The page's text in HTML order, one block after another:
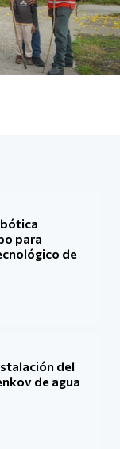
para
de
del
de agua